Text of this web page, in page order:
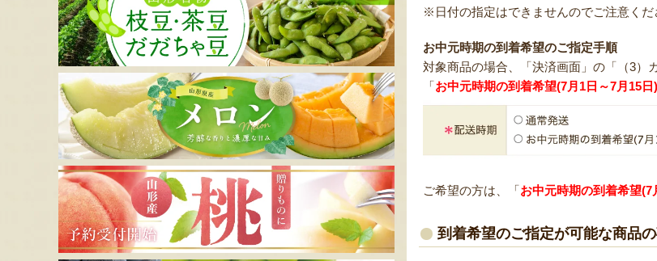
※日付の指定はできませんのでご注意くだ
お中元時期の到着希望のご指定手順
対象商品の場合、「決済画面」の「（3）
「お中元時期の到着希望(7月1日～7月15日)
ご希望の方は、「お中元時期の到着希望(7
到着希望のご指定が可能な商品